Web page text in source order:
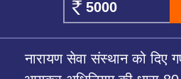
नारायण सेवा संस्थान को दिए